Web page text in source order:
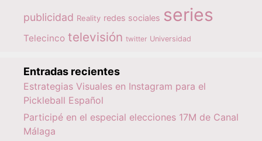
publicidad Reality redes sociales series
Telecinco televisión twitter Universidad
Entradas recientes
Estrategias Visuales en Instagram para el
Pickleball Español
Participé en el especial elecciones 17M de Canal
Málaga